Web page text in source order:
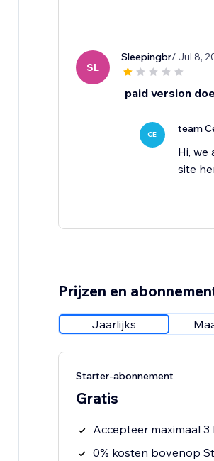
SL
Sleepingbr/ Jul 8,
paid version
CE team
Hi,
site
Prijzen en
Jaarlijks
Starter-abonnement
Gratis
Accepteer maximaal
0% kosten bovenop